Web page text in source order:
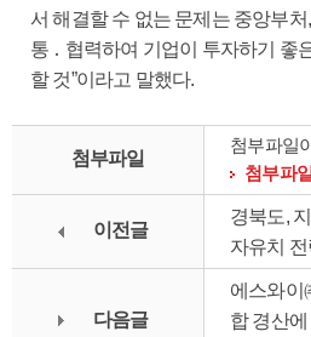
서 해결할 수 없는 문제는 중앙부
통 ․ 협력하여 기업이 투자하기 좋
할 것”이라고 말했다.
첨부파일
첨부파일
첨부파
이전글
경북도,
자유치
다음글
에스와이
합 경산